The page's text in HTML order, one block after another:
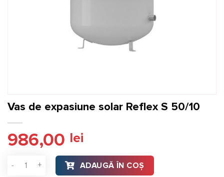
Vas de expasiune solar Reflex S 50/10
986,00 lei
Cantitate Vas de expasiune solar Reflex S 50/10
ADAUGĂ ÎN COȘ